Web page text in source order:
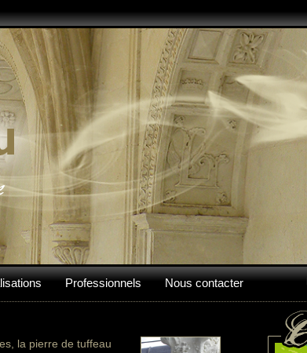
Professionnels Nous contacter
la pierre de tuffeau